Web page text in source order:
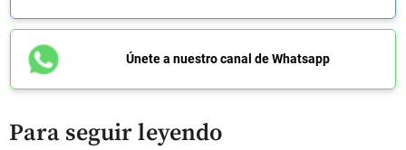
Únete a nuestro canal de Whatsapp
Para seguir leyendo